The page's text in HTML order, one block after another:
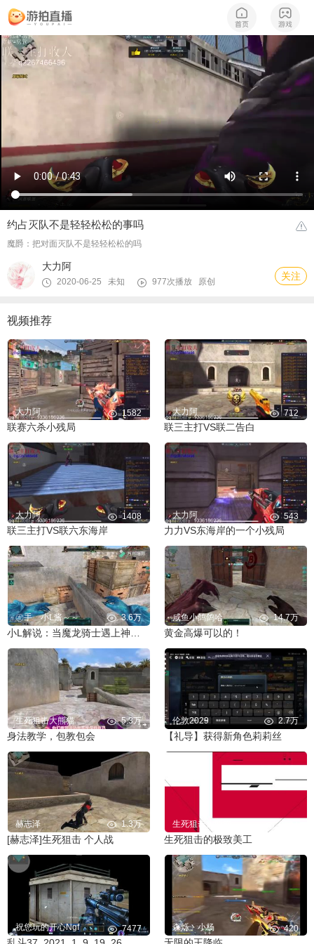
约占灭队不是轻轻松松的事吗
魔爵：把对面灭队不是轻轻松松的吗
大力阿
2020-06-25 未知 977次播放 原创 关注
视频推荐
大力阿 1582
联赛六杀小残局
大力阿 712
联三主打VS联二告白
大力阿 1408
联三主打VS联六东海岸
大力阿 543
力力VS东海岸的一个小残局
㊧手ゞ小L酱～～ 3.6万
小L解说：当魔龙骑士遇上神仙武器天团会擦出怎样的火花？
咸鱼小鸽鸽哈 14.7万
黄金高爆可以的！
生死狙击大熊猫 5.3万
身法教学，包教包会
伦敦2029 2.7万
【礼导】获得新角色莉莉丝
赫志泽 1.3万
[赫志泽]生死狙击 个人战
生死狙击大熊猫 5604
生死狙击的极致美工
祝您玩的开心Ngf 7477 森烁丶小杨 420